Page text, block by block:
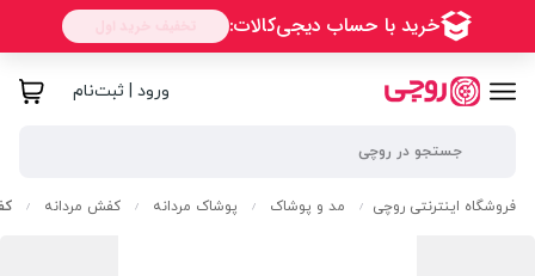
ورود | ثبت‌نام
فروشگاه اینترنتی روچی / مد و پوشاک / پوشاک مردانه / کفش مردانه /